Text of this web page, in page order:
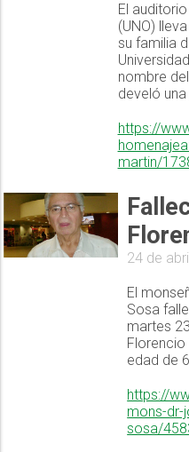
El
(UNO)
su familia
nombre
develó
https://
martin/
24 de
El
Sosa
martes
edad de
https://
mons-
sosa/